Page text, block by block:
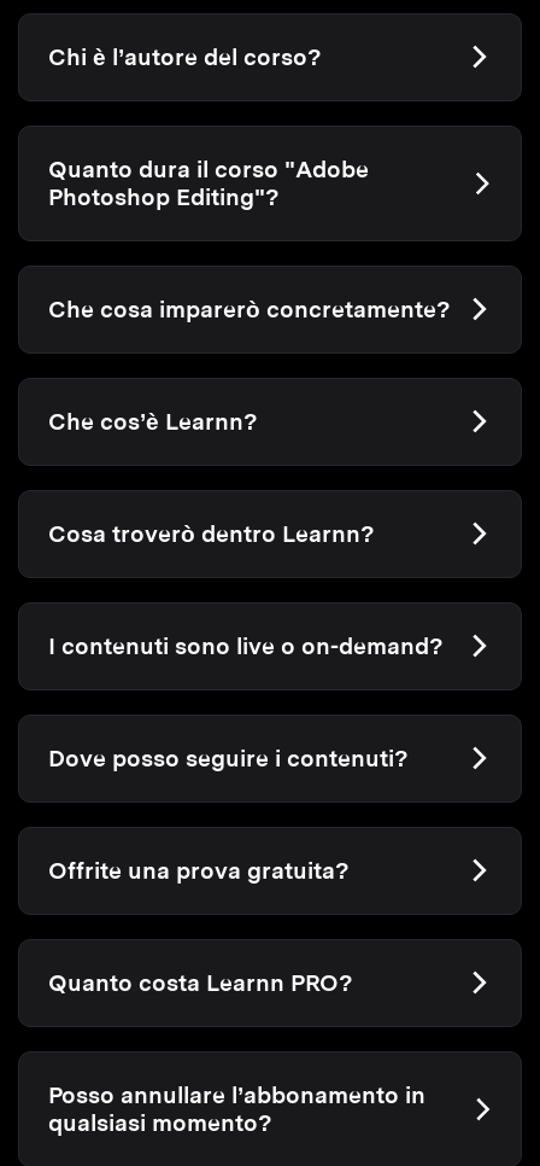
Chi è l’autore del corso?
Quanto dura il corso "Adobe
Photoshop Editing"?
Che cosa imparerò concretamente?
Che cos’è Learnn?
Cosa troverò dentro Learnn?
I contenuti sono live o on-demand?
Dove posso seguire i contenuti?
Offrite una prova gratuita?
Quanto costa Learnn PRO?
Posso annullare l’abbonamento in
qualsiasi momento?